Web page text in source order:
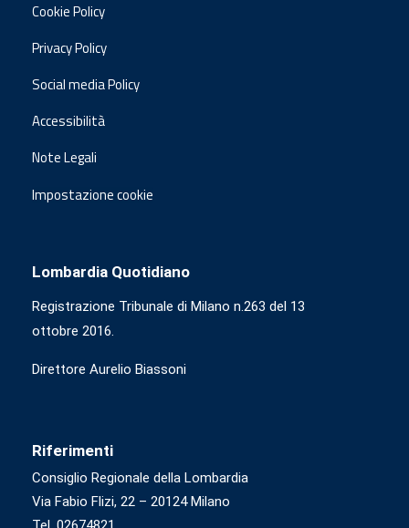
Cookie Policy
Privacy Policy
Social media Policy
Accessibilità
Note Legali
Impostazione cookie
Lombardia Quotidiano
Registrazione Tribunale di Milano n.263 del 13
ottobre 2016.
Direttore Aurelio Biassoni
Riferimenti
Consiglio Regionale della Lombardia
Via Fabio Flizi, 22 – 20124 Milano